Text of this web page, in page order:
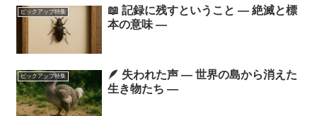
ピックアップ特集
📖 記録に残すということ ― 絶滅と標
本の意味 ―
ピックアップ特集
🪶 失われた声 ― 世界の島から消えた
生き物たち ―